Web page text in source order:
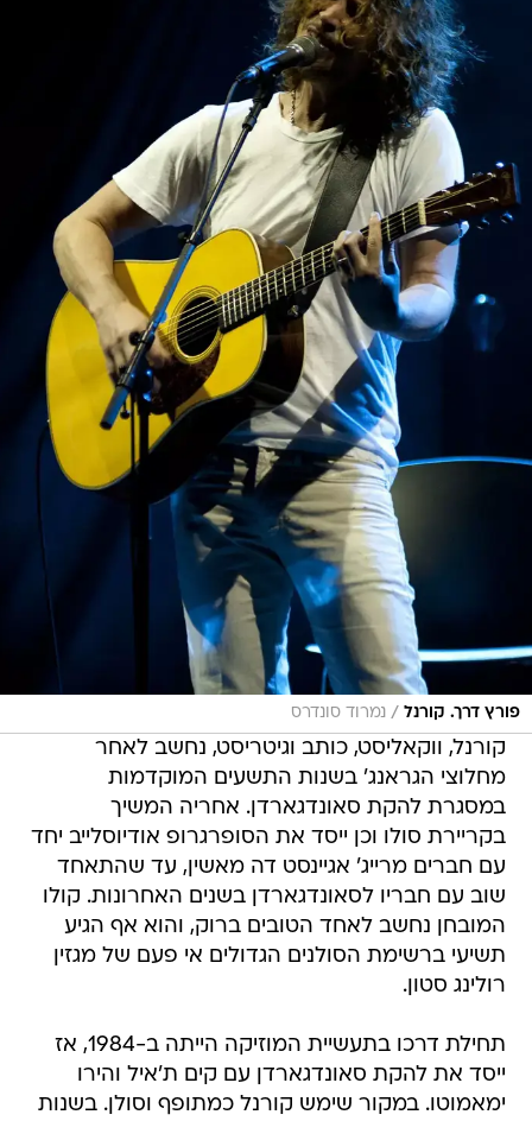
פורץ דרך. קורנל / נמרוד סונדרס
קורנל, ווקאליסט, כותב וגיטריסט, נחשב לאחר
מחלוצי הגראנג' בשנות התשעים המוקדמות
במסגרת להקת סאונדגארדן. אחריה המשיך
בקריירת סולו וכן ייסד את הסופרגרופ אודיוסלייב יחד
עם חברים מרייג' אגיינסט דה מאשין, עד שהתאחד
שוב עם חבריו לסאונדגארדן בשנים האחרונות. קולו
המובחן נחשב לאחד הטובים ברוק, והוא אף הגיע
תשיעי ברשימת הסולנים הגדולים אי פעם של מגזין
רולינג סטון.
תחילת דרכו בתעשיית המוזיקה הייתה ב-1984, אז
ייסד את להקת סאונדגארדן עם קים ת'איל והירו
ימאמוטו. במקור שימש קורנל כמתופף וסולן. בשנות